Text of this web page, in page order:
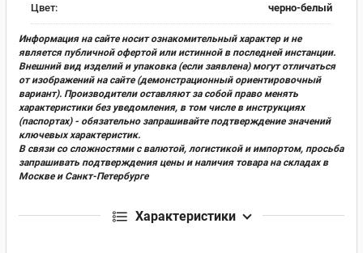
Цвет: черно-белый
Информация на сайте носит ознакомительный характер и не
является публичной офертой или истинной в последней инстанции.
Внешний вид изделий и упаковка (если заявлена) могут отличаться
от изображений на сайте (демонстрационный ориентировочный
вариант). Производители оставляют за собой право менять
характеристики без уведомления, в том числе в инструкциях
(паспортах) - обязательно запрашивайте подтверждение значений
ключевых характеристик.
В связи со сложностями с валютой, логистикой и импортом, просьба
запрашивать подтверждения цены и наличия товара на складах в
Москве и Санкт-Петербурге
Характеристики